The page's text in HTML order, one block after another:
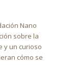
Nano
sobre la
y un curioso
cómo se